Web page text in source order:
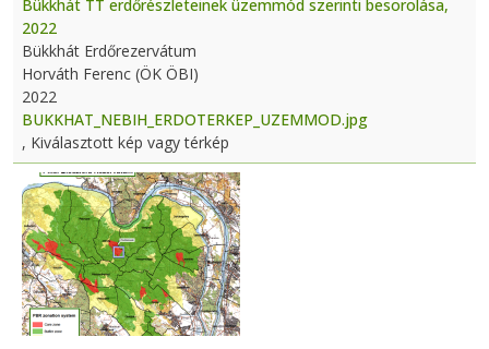
Bükkhát TT erdőrészleteinek üzemmód szerinti besorolása,
2022
Bükkhát Erdőrezervátum
Horváth Ferenc (ÖK ÖBI)
2022
BUKKHAT_NEBIH_ERDOTERKEP_UZEMMOD.jpg
, Kiválasztott kép vagy térkép